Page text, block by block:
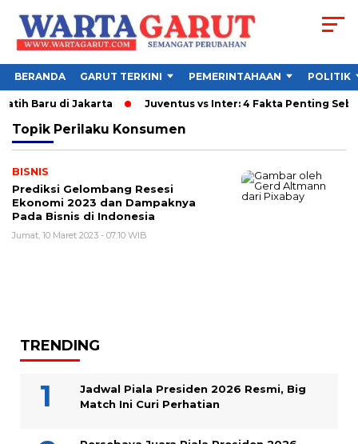
BERANDA GARUT TERKINI PEMERINTAHAAN POLITIK
Baru di Jakarta Juventus vs Inter: 4 Fakta Penting
Topik Perilaku Konsumen
BISNIS
Prediksi Gelombang Resesi
Ekonomi 2023 dan Dampaknya
Pada Bisnis di Indonesia
Jumat, 10 Maret 2023 - 07:10 WIB
TRENDING
Jadwal Piala Presiden 2026 Resmi, Big
Match Ini Curi Perhatian